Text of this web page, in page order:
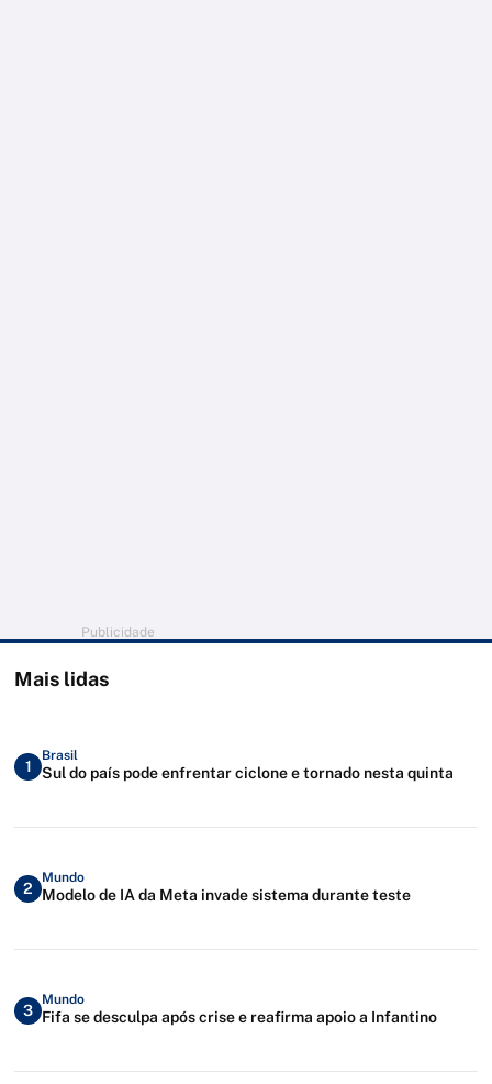
Publicidade
Mais lidas
1
Brasil
Sul do país pode enfrentar ciclone e tornado nesta quinta
2
Mundo
Modelo de IA da Meta invade sistema durante teste
3
Mundo
Fifa se desculpa após crise e reafirma apoio a Infantino